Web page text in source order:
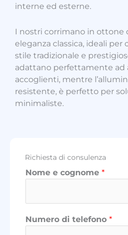
interne ed esterne.
I nostri corrimano in ottone
eleganza classica, ideali per
stile tradizionale e
adattano perfettamente ad
accoglienti, mentre
resistente, è perfetto per
minimaliste.
Richiesta di consulenza
Nome e cognome *
c
o
Numero di telefono *